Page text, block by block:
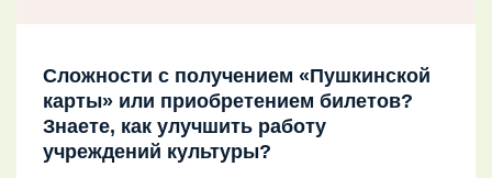
Сложности с получением «Пушкинской
карты» или приобретением билетов?
Знаете, как улучшить работу
учреждений культуры?